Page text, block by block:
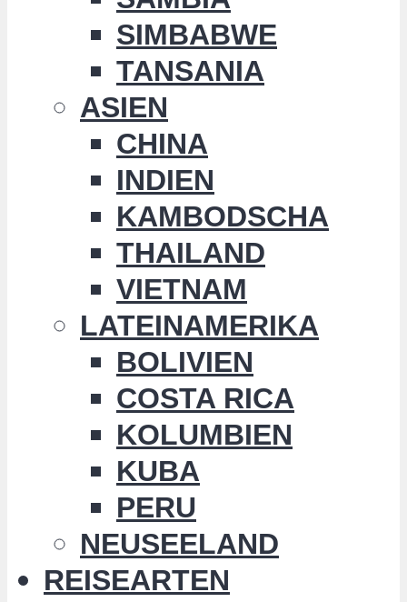
SIMBABWE
TANSANIA
ASIEN
CHINA
INDIEN
KAMBODSCHA
THAILAND
VIETNAM
LATEINAMERIKA
BOLIVIEN
COSTA RICA
KOLUMBIEN
KUBA
PERU
NEUSEELAND
REISEARTEN